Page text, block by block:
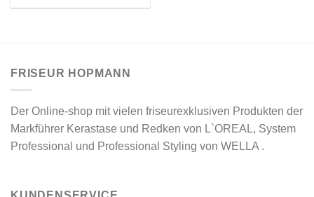
FRISEUR HOPMANN
Der Online-shop mit vielen friseurexklusiven Produkten der
Markführer Kerastase und Redken von L`OREAL, System
Professional und Professional Styling von WELLA .